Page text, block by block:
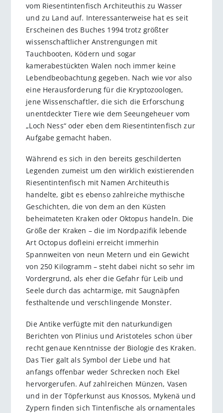
vom Riesentintenfisch Architeuthis zu Wasser
und zu Land auf. Interessanterweise hat es seit
Erscheinen des Buches 1994 trotz größter
wissenschaftlicher Anstrengungen mit
Tauchbooten, Ködern und sogar
kamerabestückten Walen noch immer keine
Lebendbeobachtung gegeben. Nach wie vor also
eine Herausforderung für die Kryptozoologen,
jene Wissenschaftler, die sich die Erforschung
unentdeckter Tiere wie dem Seeungeheuer vom
„Loch Ness“ oder eben dem Riesentintenfisch zur
Aufgabe gemacht haben.
Während es sich in den bereits geschilderten
Legenden zumeist um den wirklich existierenden
Riesentintenfisch mit Namen Architeuthis
handelte, gibt es ebenso zahlreiche mythische
Geschichten, die von dem an den Küsten
beheimateten Kraken oder Oktopus handeln. Die
Größe der Kraken – die im Nordpazifik lebende
Art Octopus dofleini erreicht immerhin
Spannweiten von neun Metern und ein Gewicht
von 250 Kilogramm – steht dabei nicht so sehr im
Vordergrund, als eher die Gefahr für Leib und
Seele durch das achtarmige, mit Saugnäpfen
festhaltende und verschlingende Monster.
Die Antike verfügte mit den naturkundigen
Berichten von Plinius und Aristoteles schon über
recht genaue Kenntnisse der Biologie des Kraken.
Das Tier galt als Symbol der Liebe und hat
anfangs offenbar weder Schrecken noch Ekel
hervorgerufen. Auf zahlreichen Münzen, Vasen
und in der Töpferkunst aus Knossos, Mykenä und
Zypern finden sich Tintenfische als ornamentales